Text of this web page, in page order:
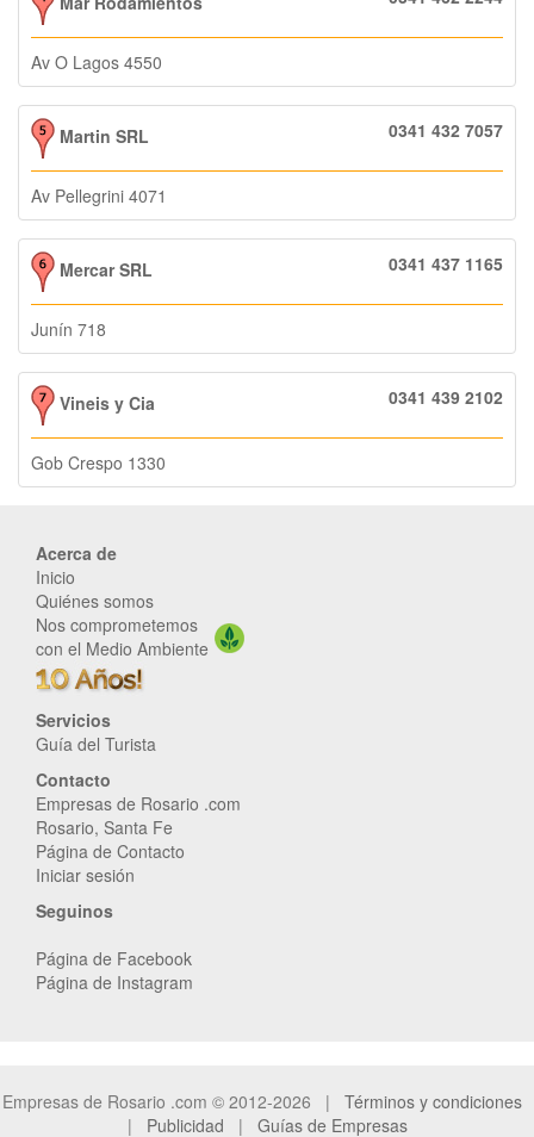
Av O Lagos 4550
Martin SRL 0341 432 7057
Av Pellegrini 4071
Mercar SRL 0341 437 1165
Junín 718
Vineis y Cia 0341 439 2102
Gob Crespo 1330
Acerca de
Inicio
Quiénes somos
Nos comprometemos
con el Medio Ambiente
Servicios
Guía del Turista
Contacto
Empresas de Rosario .com
Rosario, Santa Fe
Página de Contacto
Iniciar sesión
Seguinos
Página de Facebook
Página de Instagram
Empresas de Rosario .com © 2012-2026 | Términos y condiciones
| Publicidad | Guías de Empresas